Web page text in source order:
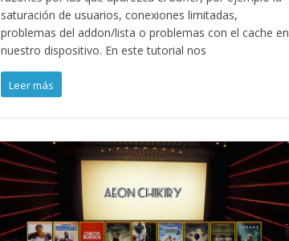
saturación de usuarios, conexiones limitadas,
problemas del addon/lista o problemas con el cache en
nuestro dispositivo. En este tutorial nos
Leer más